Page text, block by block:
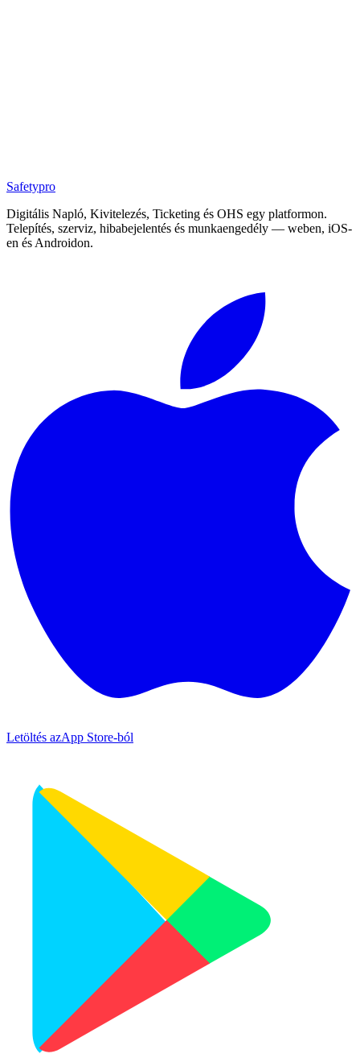
Safetypro
Digitális Napló, Kivitelezés, Ticketing és OHS egy platformon.
Telepítés, szerviz, hibabejelentés és munkaengedély — weben, iOS-
en és Androidon.
Letöltés azApp Store-ból